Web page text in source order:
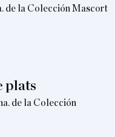
de la Colección Mascort
plats
de la Colección